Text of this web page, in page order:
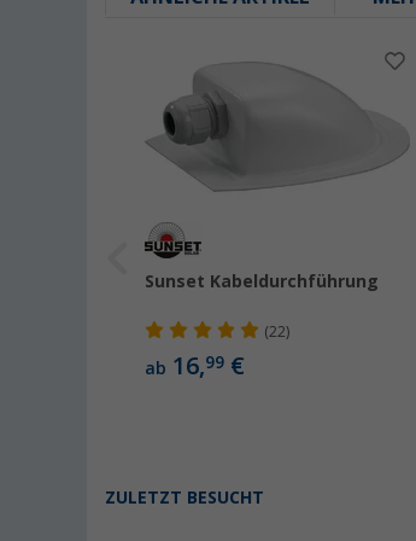
Sunset Kabeldurchführung
(22)
ab 16,99 €
ZULETZT BESUCHT